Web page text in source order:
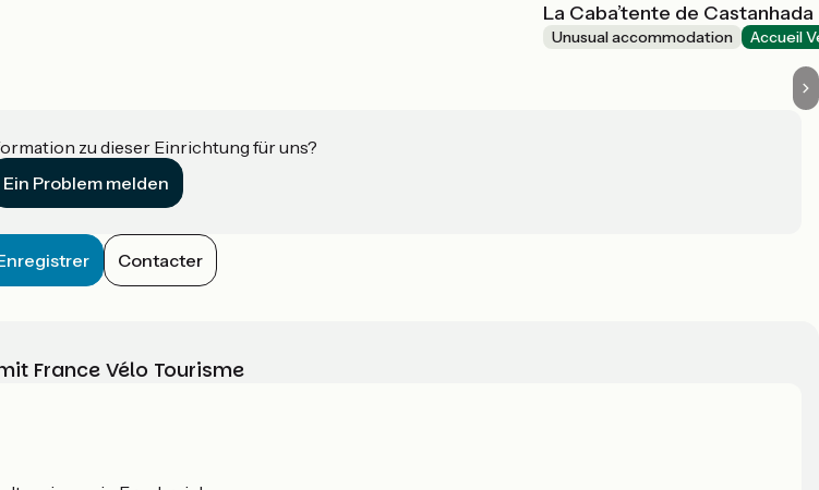
La Caba’tente de Castanhada
Unusual accommodation Accueil
zu dieser Einrichtung für uns?
Ein Problem melden
Contacter
France Vélo Tourisme